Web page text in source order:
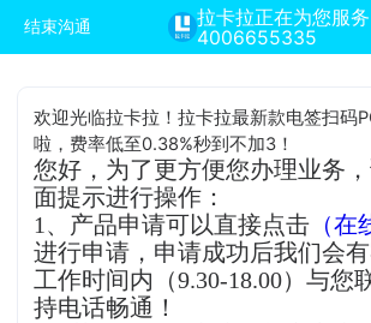
结束沟通
拉卡拉正在为您服务
4006655335
欢迎光临拉卡拉！拉卡拉最新款电签扫码
啦，费率低至0.38%秒到不加3！
您好，为了更方便您办理业务
面提示进行操作：
1、产品申请可以直接点击 （在
进行申请，申请成功后我们会
工作时间内（9.30-18.00）与您
持电话畅通！